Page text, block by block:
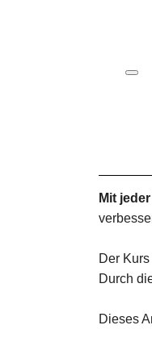
Mit
Der
Durch
Dieses